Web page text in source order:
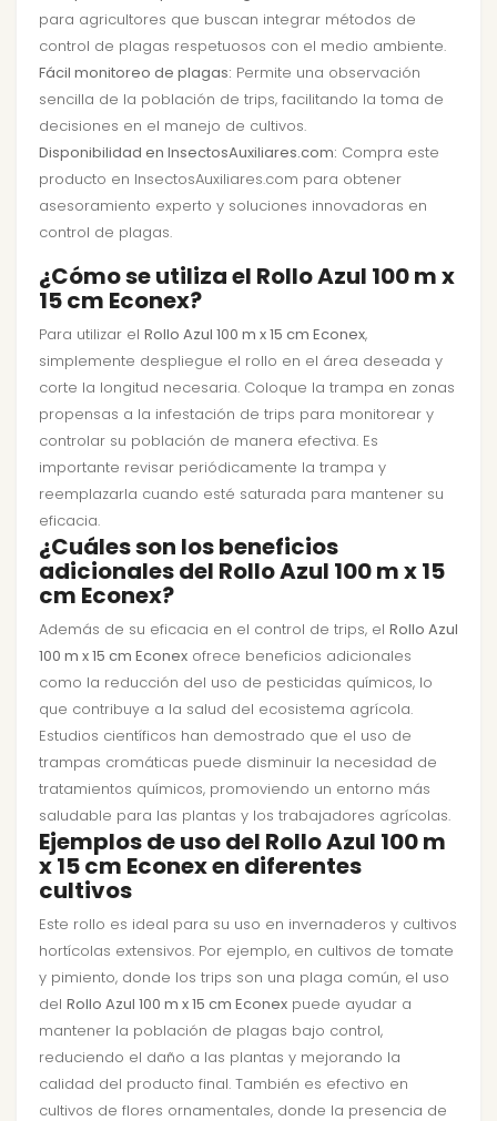
para agricultores que buscan integrar métodos de
control de plagas respetuosos con el medio ambiente.
Fácil monitoreo de plagas: Permite una observación
sencilla de la población de trips, facilitando la toma de
decisiones en el manejo de cultivos.
Disponibilidad en InsectosAuxiliares.com: Compra este
producto en InsectosAuxiliares.com para obtener
asesoramiento experto y soluciones innovadoras en
control de plagas.
¿Cómo se utiliza el Rollo Azul 100 m x
15 cm Econex?
Para utilizar el Rollo Azul 100 m x 15 cm Econex,
simplemente despliegue el rollo en el área deseada y
corte la longitud necesaria. Coloque la trampa en zonas
propensas a la infestación de trips para monitorear y
controlar su población de manera efectiva. Es
importante revisar periódicamente la trampa y
reemplazarla cuando esté saturada para mantener su
eficacia.
¿Cuáles son los beneficios
adicionales del Rollo Azul 100 m x 15
cm Econex?
Además de su eficacia en el control de trips, el Rollo Azul
100 m x 15 cm Econex ofrece beneficios adicionales
como la reducción del uso de pesticidas químicos, lo
que contribuye a la salud del ecosistema agrícola.
Estudios científicos han demostrado que el uso de
trampas cromáticas puede disminuir la necesidad de
tratamientos químicos, promoviendo un entorno más
saludable para las plantas y los trabajadores agrícolas.
Ejemplos de uso del Rollo Azul 100 m
x 15 cm Econex en diferentes
cultivos
Este rollo es ideal para su uso en invernaderos y cultivos
hortícolas extensivos. Por ejemplo, en cultivos de tomate
y pimiento, donde los trips son una plaga común, el uso
del Rollo Azul 100 m x 15 cm Econex puede ayudar a
mantener la población de plagas bajo control,
reduciendo el daño a las plantas y mejorando la
calidad del producto final. También es efectivo en
cultivos de flores ornamentales, donde la presencia de